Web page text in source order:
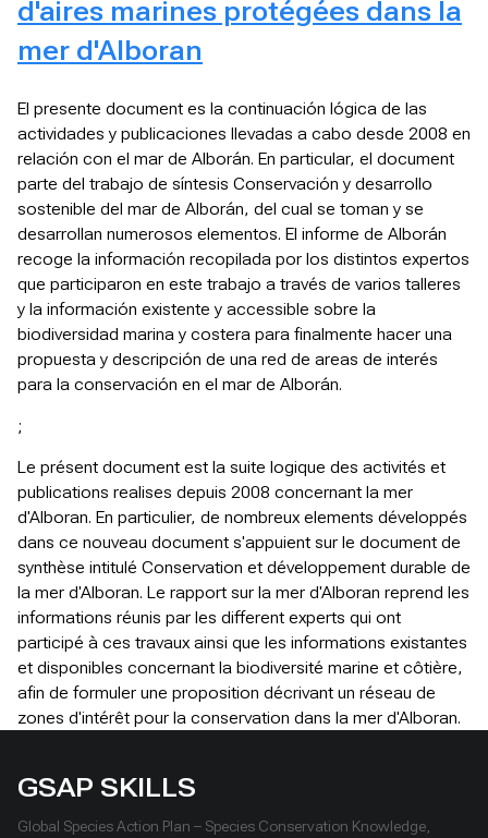
d'aires marines protégées dans la
mer d'Alboran
El presente document es la continuación lógica de las
actividades y publicaciones llevadas a cabo desde 2008 en
relación con el mar de Alborán. En particular, el document
parte del trabajo de síntesis Conservación y desarrollo
sostenible del mar de Alborán, del cual se toman y se
desarrollan numerosos elementos. El informe de Alborán
recoge la información recopilada por los distintos expertos
que participaron en este trabajo a través de varios talleres
y la información existente y accessible sobre la
biodiversidad marina y costera para finalmente hacer una
propuesta y descripción de una red de areas de interés
para la conservación en el mar de Alborán.
;
Le présent document est la suite logique des activités et
publications realises depuis 2008 concernant la mer
d'Alboran. En particulier, de nombreux elements développés
dans ce nouveau document s'appuient sur le document de
synthèse intitulé Conservation et développement durable de
la mer d'Alboran. Le rapport sur la mer d'Alboran reprend les
informations réunis par les different experts qui ont
participé à ces travaux ainsi que les informations existantes
et disponibles concernant la biodiversité marine et côtière,
afin de formuler une proposition décrivant un réseau de
zones d'intérêt pour la conservation dans la mer d'Alboran.
GSAP SKILLS
Global Species Action Plan – Species Conservation Knowledge,